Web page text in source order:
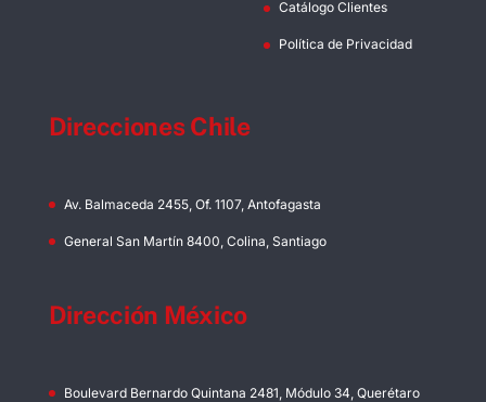
Catálogo Clientes
Política de Privacidad
Direcciones Chile
Av. Balmaceda 2455, Of. 1107, Antofagasta
General San Martín 8400, Colina, Santiago
Dirección México
Boulevard Bernardo Quintana 2481, Módulo 34, Querétaro